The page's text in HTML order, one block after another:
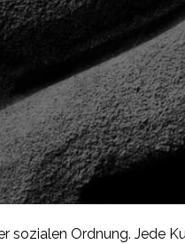
sozialen Ordnung. Jede